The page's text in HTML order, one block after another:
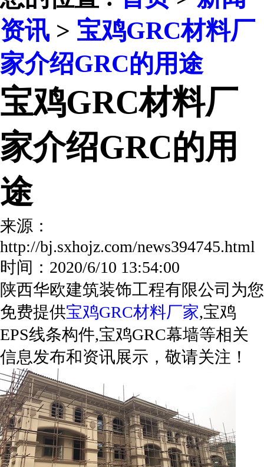
资讯 > 宝鸡GRC材料厂
家介绍GRC的用途
宝鸡GRC材料厂
家介绍GRC的用
途
来源：
http://bj.sxhojz.com/
时间：2020/6/10 13:54:00
陕西华欧建筑装饰工程有限公司为您
免费提供宝鸡GRC材料厂家,宝鸡
EPS线条构件,宝鸡GRC幕墙等相关
信息发布和资讯展示，敬请关注！